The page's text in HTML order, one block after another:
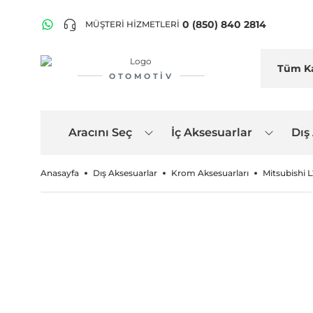
MÜŞTERİ HİZMETLERİ 0 (850) 840 2814
OTOMOTIV
Aracını Seç İç Aksesuarlar
Anasayfa Dış Aksesuarlar Krom Aksesuarları Mitsubishi